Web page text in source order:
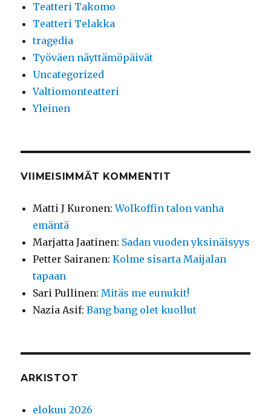
Teatteri Takomo
Teatteri Telakka
tragedia
Työväen näyttämöpäivät
Uncategorized
Valtiomonteatteri
Yleinen
VIIMEISIMMÄT KOMMENTIT
Matti J Kuronen:Wolkoffin talon vanha
emäntä
Marjatta Jaatinen: Sadan vuoden yksinäisyys
Petter Sairanen:Kolme sisarta Maijalan
tapaan
Sari Pullinen:Mitäs me eunukit!
Nazia Asif:Bang bang olet kuollut
ARKISTOT
elokuu 2026